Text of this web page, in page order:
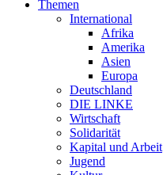
Themen
International
Afrika
Amerika
Asien
Europa
Deutschland
DIE LINKE
Wirtschaft
Solidarität
Kapital und Arbeit
Jugend